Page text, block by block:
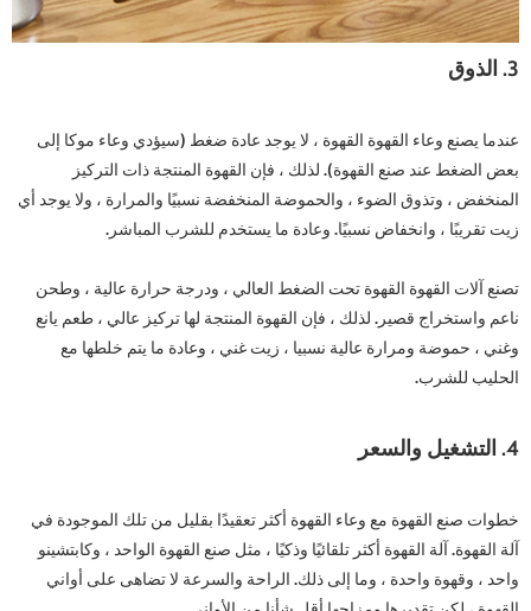
3. الذوق
عندما يصنع وعاء القهوة القهوة ، لا يوجد عادة ضغط (سيؤدي وعاء موكا إلى
بعض الضغط عند صنع القهوة). لذلك ، فإن القهوة المنتجة ذات التركيز
المنخفض ، وتذوق الضوء ، والحموضة المنخفضة نسبيًا والمرارة ، ولا يوجد أي
زيت تقريبًا ، وانخفاض نسبيًا. وعادة ما يستخدم للشرب المباشر.
تصنع آلات القهوة القهوة تحت الضغط العالي ، ودرجة حرارة عالية ، وطحن
ناعم واستخراج قصير. لذلك ، فإن القهوة المنتجة لها تركيز عالي ، طعم يانع
وغني ، حموضة ومرارة عالية نسبيا ، زيت غني ، وعادة ما يتم خلطها مع
الحليب للشرب.
4. التشغيل والسعر
خطوات صنع القهوة مع وعاء القهوة أكثر تعقيدًا بقليل من تلك الموجودة في
آلة القهوة. آلة القهوة أكثر تلقائيًا وذكيًا ، مثل صنع القهوة الواحد ، وكابتشينو
واحد ، وقهوة واحدة ، وما إلى ذلك. الراحة والسرعة لا تضاهى على أواني